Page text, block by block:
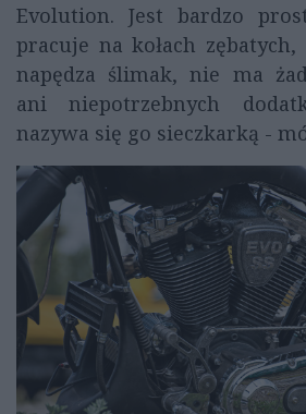
Evolution. Jest bardzo
pracuje na kołach
napędza ślimak, nie ma
ani niepotrzebnych
nazywa się go sieczkarką -